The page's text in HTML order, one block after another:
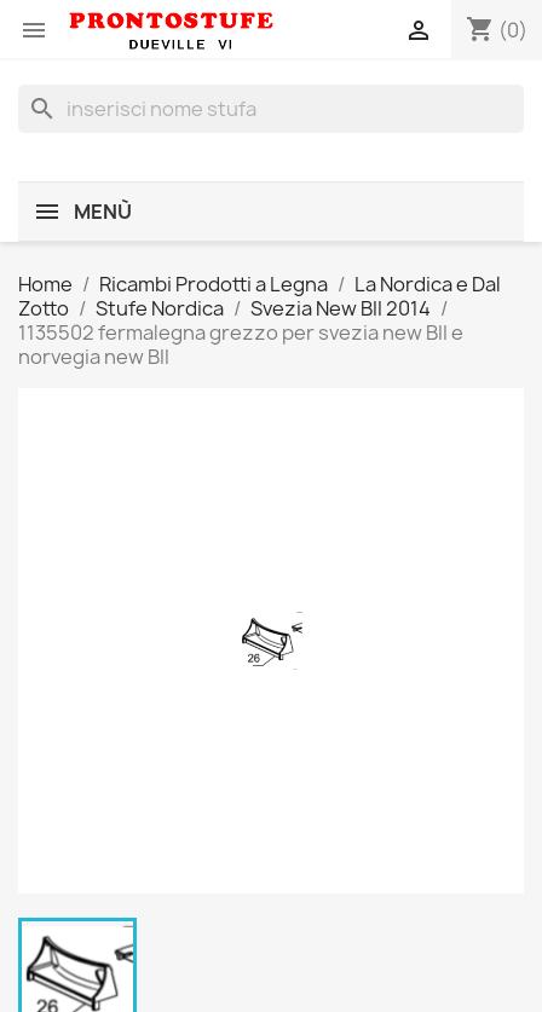
 shopping_cart (0)

search
MENÙ
Home Ricambi Prodotti a Legna
La Nordica e Dal
Zotto
Stufe Nordica
Svezia New BII 2014
1135502 fermalegna grezzo per svezia new BII e
norvegia new BII